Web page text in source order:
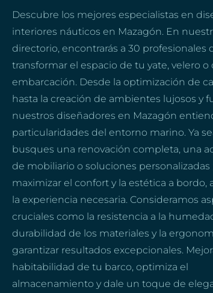
Descubre los mejores especialistas en
interiores náuticos en Mazagón. En
directorio, encontrarás a 30 profesionales
transformar el espacio de tu yate, velero
embarcación. Desde la optimización de
hasta la creación de ambientes lujosos y
nuestros diseñadores en Mazagón
particularidades del entorno marino. Ya
busques una renovación completa, una
de mobiliario o soluciones personalizadas
maximizar el confort y la estética a bordo,
la experiencia necesaria. Consideramos
cruciales como la resistencia a la
durabilidad de los materiales y la
garantizar resultados excepcionales.
habitabilidad de tu barco, optimiza el
almacenamiento y dale un toque de